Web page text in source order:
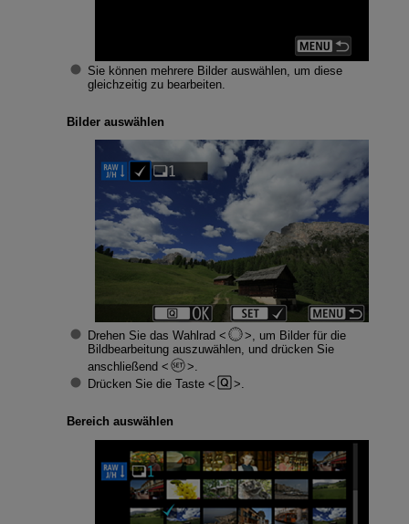
Sie können mehrere Bilder auswählen, um diese
gleichzeitig zu bearbeiten.
Bilder auswählen
Drehen Sie das Wahlrad
, um Bilder für die
Bildbearbeitung auszuwählen, und drücken Sie
anschließend
.
Drücken Sie die Taste
.
Bereich auswählen